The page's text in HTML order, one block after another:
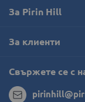
За Pirin Hill
За клиенти
Свържете се с